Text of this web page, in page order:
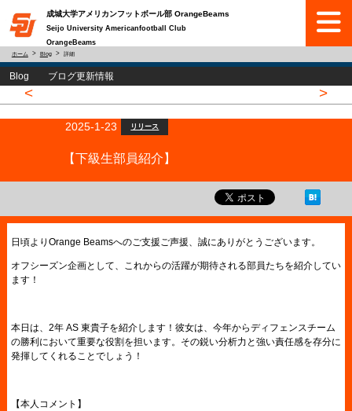
成城大学アメリカンフットボール部 OrangeBeams
Seijo University Americanfootball Club
OrangeBeams
ホーム Blog 詳細
Blog ブログ更新情報
< >
2025-1-23 リリース
【下級生部員紹介】
日頃よりOrange Beamsへのご支援ご声援、誠にありがとうございます。
オフシーズン企画として、これからの活躍が期待される部員たちを紹介してい
ます！
本日は、2年 AS 東貴子を紹介します！彼女は、今年からディフェンスチーム
の勝利において重要な役割を担います。その鋭い分析力と強い責任感を存分に
発揮してくれることでしょう！
【本人コメント】